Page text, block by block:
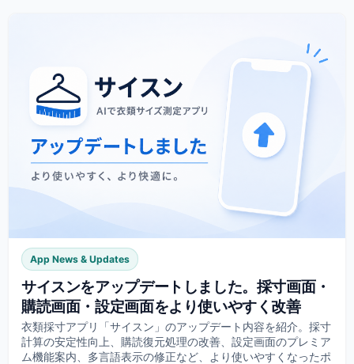
App News & Updates
サイスンをアップデートしました。採寸画面・
購読画面・設定画面をより使いやすく改善
衣類採寸アプリ「サイスン」のアップデート内容を紹介。採寸
計算の安定性向上、購読復元処理の改善、設定画面のプレミア
ム機能案内、多言語表示の修正など、より使いやすくなったポ